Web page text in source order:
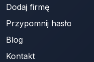
Dodaj firmę
Przypomnij hasło
Blog
Kontakt